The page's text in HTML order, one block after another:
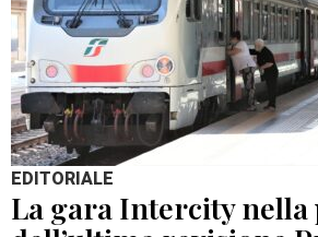
EDITORIALE
La gara Intercity